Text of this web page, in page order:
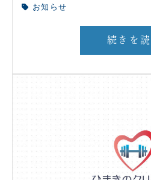
お知らせ
続きを